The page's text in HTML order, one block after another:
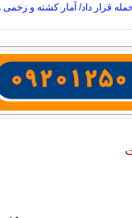
قرار داد/ آمار کشته و زخمی